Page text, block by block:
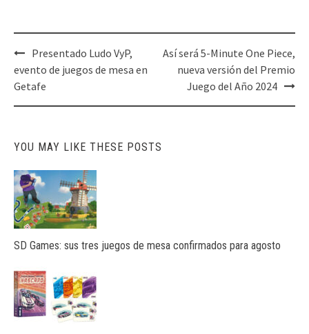
Post
navigation
Presentado Ludo VyP,
evento de juegos de mesa en
Getafe
Así será 5-Minute One Piece,
nueva versión del Premio
Juego del Año 2024
YOU MAY LIKE THESE POSTS
SD Games: sus tres juegos de mesa confirmados para agosto